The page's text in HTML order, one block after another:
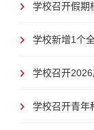
学校召开假期
学校新增1个
学校召开
学校召开青年